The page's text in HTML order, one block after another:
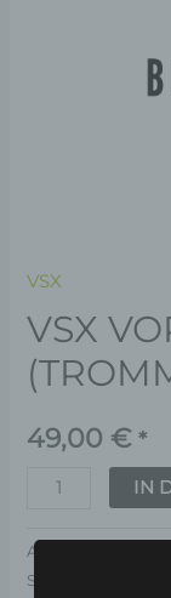
VSX
VSX
49,00 € *
IN
Artikelnummer:
Schlagwort: